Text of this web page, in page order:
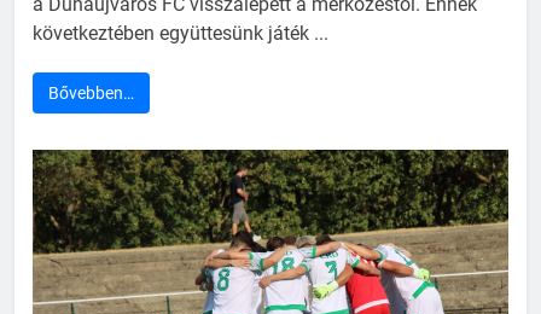
a Dunaújváros FC visszalépett a mérkőzéstől. Ennek
következtében együttesünk játék ...
Bővebben…